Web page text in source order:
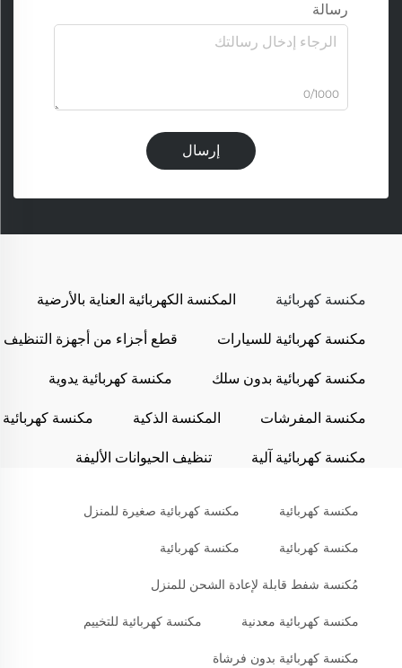
رسالة
0/1000
إرسال
مكنسة كهربائية
المكنسة الكهربائية العناية بالأرضية
مكنسة كهربائية للسيارات
قطع أجزاء من أجهزة التنظيف
مكنسة كهربائية بدون سلك
مكنسة كهربائية يدوية
مكنسة المفرشات
المكنسة الذكية
مكنسة كهربائية
مكنسة كهربائية آلية
تنظيف الحيوانات الأليفة
مكنسة كهربائية مكنسة كهربائية صغيرة للمنزل
مكنسة كهربائية مكنسة كهربائية
مُكنسة شفط قابلة لإعادة الشحن للمنزل
مكنسة كهربائية معدنية مكنسة كهربائية للتخييم
مكنسة كهربائية بدون فرشاة